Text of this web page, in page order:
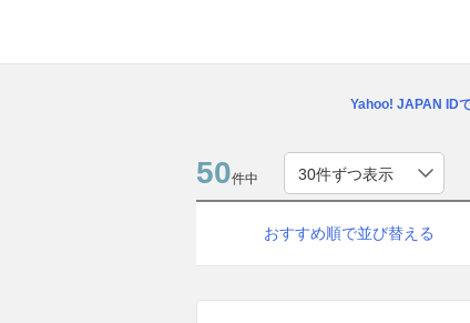
Yahoo! JAPAN ID
50件中
おすすめ順で並び替える